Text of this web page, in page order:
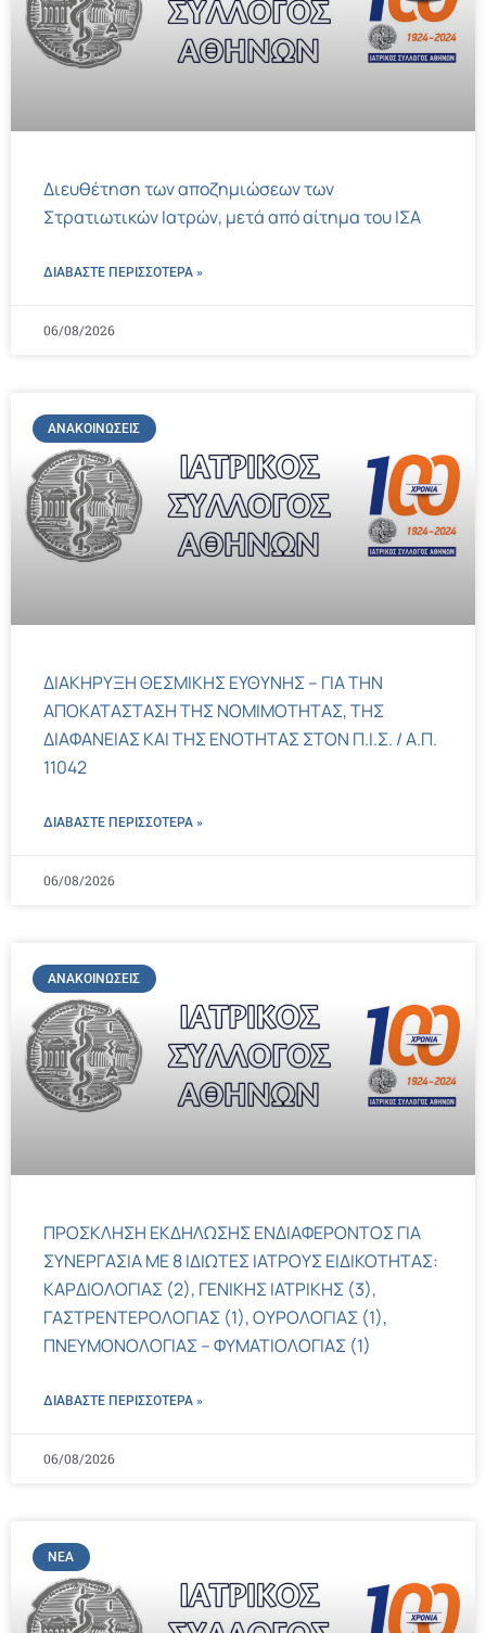
Διευθέτηση των αποζημιώσεων των
Στρατιωτικών Ιατρών, μετά από αίτημα του ΙΣΑ
ΔΙΑΒΑΣΤΕ ΠΕΡΙΣΣΌΤΕΡΑ »
06/08/2026
ΑΝΑΚΟΙΝΏΣΕΙΣ
ΔΙΑΚΗΡΥΞΗ ΘΕΣΜΙΚΗΣ ΕΥΘΥΝΗΣ – ΓΙΑ ΤΗΝ
ΑΠΟΚΑΤΑΣΤΑΣΗ ΤΗΣ ΝΟΜΙΜΟΤΗΤΑΣ, ΤΗΣ
ΔΙΑΦΑΝΕΙΑΣ ΚΑΙ ΤΗΣ ΕΝΟΤΗΤΑΣ ΣΤΟΝ Π.Ι.Σ. / Α.Π.
11042
ΔΙΑΒΑΣΤΕ ΠΕΡΙΣΣΌΤΕΡΑ »
06/08/2026
ΑΝΑΚΟΙΝΏΣΕΙΣ
ΠΡΟΣΚΛΗΣΗ ΕΚΔΗΛΩΣΗΣ ΕΝΔΙΑΦΕΡΟΝΤΟΣ ΓΙΑ
ΣΥΝΕΡΓΑΣΙΑ ΜΕ 8 ΙΔΙΩΤΕΣ ΙΑΤΡΟΥΣ ΕΙΔΙΚΟΤΗΤΑΣ:
ΚΑΡΔΙΟΛΟΓΙΑΣ (2), ΓΕΝΙΚΗΣ ΙΑΤΡΙΚΗΣ (3),
ΓΑΣΤΡΕΝΤΕΡΟΛΟΓΙΑΣ (1), ΟΥΡΟΛΟΓΙΑΣ (1),
ΠΝΕΥΜΟΝΟΛΟΓΙΑΣ – ΦΥΜΑΤΙΟΛΟΓΙΑΣ (1)
ΔΙΑΒΑΣΤΕ ΠΕΡΙΣΣΌΤΕΡΑ »
06/08/2026
ΝΈΑ